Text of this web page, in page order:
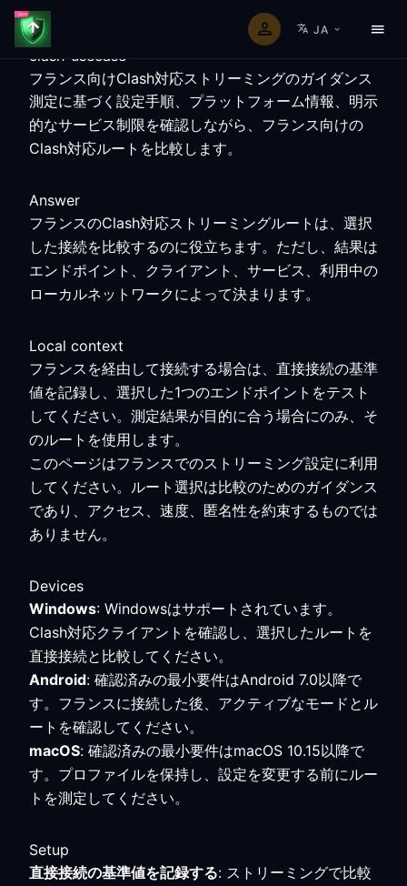
JA
clash-usecase
フランス向けClash対応ストリーミングのガイダンス
測定に基づく設定手順、プラットフォーム情報、明示
的なサービス制限を確認しながら、フランス向けの
Clash対応ルートを比較します。
Answer
フランスのClash対応ストリーミングルートは、選択
した接続を比較するのに役立ちます。ただし、結果は
エンドポイント、クライアント、サービス、利用中の
ローカルネットワークによって決まります。
Local context
フランスを経由して接続する場合は、直接接続の基準
値を記録し、選択した1つのエンドポイントをテスト
してください。測定結果が目的に合う場合にのみ、そ
のルートを使用します。
このページはフランスでのストリーミング設定に利用
してください。ルート選択は比較のためのガイダンス
であり、アクセス、速度、匿名性を約束するものでは
ありません。
Devices
Windows: Windowsはサポートされています。
Clash対応クライアントを確認し、選択したルートを
直接接続と比較してください。
Android: 確認済みの最小要件はAndroid 7.0以降で
す。フランスに接続した後、アクティブなモードとル
ートを確認してください。
macOS: 確認済みの最小要件はmacOS 10.15以降で
す。プロファイルを保持し、設定を変更する前にルー
トを測定してください。
Setup
直接接続の基準値を記録する: ストリーミングで比較